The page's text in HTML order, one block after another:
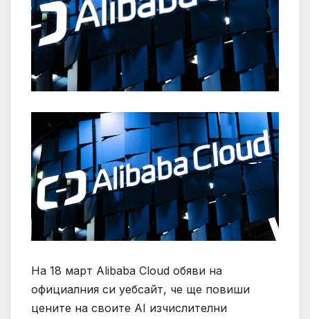
На 18 март Alibaba Cloud обяви на
официалния си уебсайт, че ще повиши
цените на своите AI изчислителни